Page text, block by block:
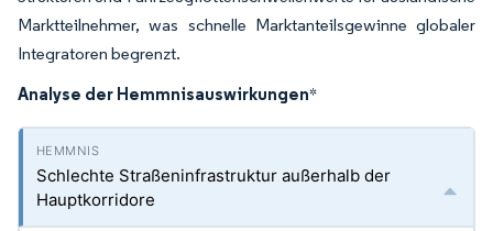
Marktteilnehmer, was schnelle Marktanteilsgewinne globaler
Integratoren begrenzt.
Analyse der Hemmnisauswirkungen*
Schlechte Straßeninfrastruktur außerhalb der
Hauptkorridore